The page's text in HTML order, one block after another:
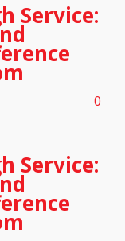
Service:
0
Service: